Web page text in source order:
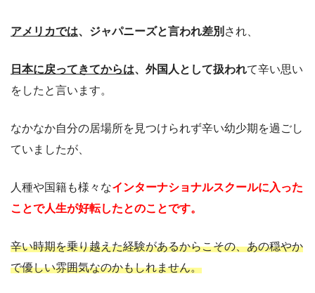
アメリカでは、ジャパニーズと言われ差別 され、
日本に戻ってきてからは、外国人として扱われて辛い思い
をしたと言います。
なかなか自分の居場所を見つけられず辛い幼少期を過ごし
ていましたが、
人種や国籍も様々なインターナショナルスクールに入った
ことで人生が好転したとのことです。
辛い時期を乗り越えた経験があるからこその、あの穏やか
で優しい雰囲気なのかもしれません。